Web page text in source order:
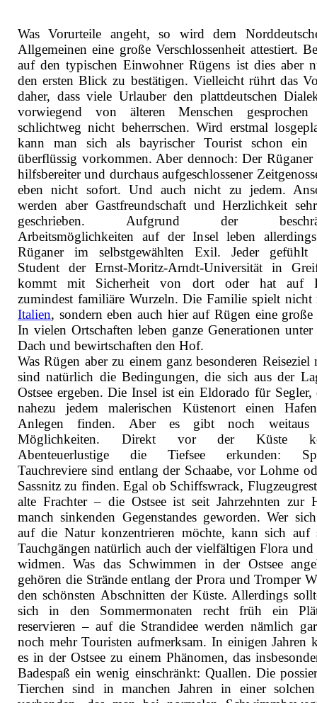
Was Vorurteile angeht, so wird dem
Allgemeinen eine große Verschlossenheit attestiert.
auf den typischen Einwohner Rügens ist dies aber
den ersten Blick zu bestätigen. Vielleicht rührt das
daher, dass viele Urlauber den plattdeutschen
vorwiegend von älteren Menschen
schlichtweg nicht beherrschen. Wird erstmal
kann man sich als bayrischer Tourist schon ein
überflüssig vorkommen. Aber dennoch: Der Rüganer
hilfsbereiter und durchaus aufgeschlossener
eben nicht sofort. Und auch nicht zu jedem.
werden aber Gastfreundschaft und Herzlichkeit
geschrieben. Aufgrund der
Arbeitsmöglichkeiten auf der Insel leben
Rüganer im selbstgewählten Exil. Jeder gefühlt
Student der Ernst-Moritz-Arndt-Universität in
kommt mit Sicherheit von dort oder hat auf
zumindest familiäre Wurzeln. Die Familie spielt
Italien, sondern eben auch hier auf Rügen eine
In vielen Ortschaften leben ganze Generationen unter
Dach und bewirtschaften den Hof.
Was Rügen aber zu einem ganz besonderen Reiseziel
sind natürlich die Bedingungen, die sich aus der
Ostsee ergeben. Die Insel ist ein Eldorado für Segler,
nahezu jedem malerischen Küstenort einen
Anlegen finden. Aber es gibt noch weitaus
Möglichkeiten. Direkt vor der Küste
Abenteuerlustige die Tiefsee erkunden:
Tauchreviere sind entlang der Schaabe, vor Lohme
Sassnitz zu finden. Egal ob Schiffswrack,
alte Frachter – die Ostsee ist seit Jahrzehnten zur
manch sinkenden Gegenstandes geworden. Wer
auf die Natur konzentrieren möchte, kann sich auf
Tauchgängen natürlich auch der vielfältigen Flora und
widmen. Was das Schwimmen in der Ostsee
gehören die Strände entlang der Prora und Tromper
den schönsten Abschnitten der Küste. Allerdings
sich in den Sommermonaten recht früh ein
reservieren – auf die Strandidee werden nämlich
noch mehr Touristen aufmerksam. In einigen Jahren
es in der Ostsee zu einem Phänomen, das
Badespaß ein wenig einschränkt: Quallen. Die
Tierchen sind in manchen Jahren in einer